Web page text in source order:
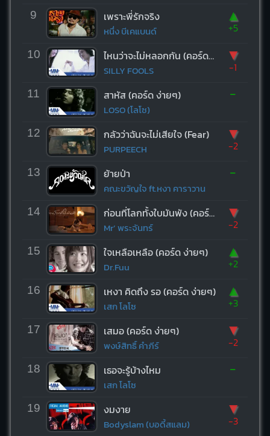
9 เพราะพี่รักจริง
หนึ่ง บีเคแบนด์
▲
+5
10 ไหนว่าจะไม่หลอกกัน (คอร์ด ง่ายๆ)
SILLY FOOLS
▼
-1
11 สาหัส (คอร์ด ง่ายๆ)
LOSO (โลโซ)
-
12 กลัวว่าฉันจะไม่เสียใจ (Fear)
PURPEECH
▼
-2
13 ย้ายป่า
คณะขวัญใจ ft.หงา คาราวาน
-
14 ก่อนที่โลกทั้งใบมันพัง (คอร์ด ง่ายๆ)
Mr’ พระจันทร์
▼
-2
15 ใจเหลือเหลือ (คอร์ด ง่ายๆ)
Dr.Fuu
▲
+2
16 เหงา คิดถึง รอ (คอร์ด ง่ายๆ)
เสก โลโซ
▲
+3
17 เสมอ (คอร์ด ง่ายๆ)
พงษ์สิทธิ์ คำภีร์
▼
-2
18 เธอจะรู้บ้างไหม
เสก โลโซ
-
19 งมงาย
Bodyslam (บอดี้สแลม)
▼
-3